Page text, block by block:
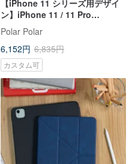
【iPhone 11 シリーズ用デザイ
ン】iPhone 11 / 11 Pro
MagSafe 対応マグネット式スマ
ホケース
Polar Polar
6,152円 6,835円
カスタム可